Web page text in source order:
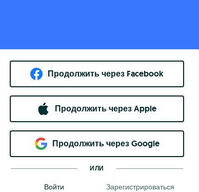
Продолжить через Facebook
Продолжить через Apple
Продолжить через Google
ИЛИ
Войти Зарегистрироваться